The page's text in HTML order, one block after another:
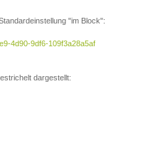
"im Block":
4d90-9df6-109f3a28a5af
dargestellt: